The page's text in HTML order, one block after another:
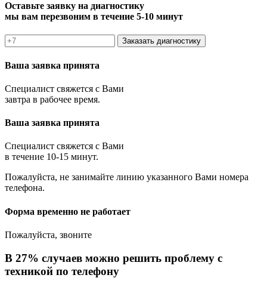
Оставьте заявку на диагностику
мы вам перезвоним в течение 5-10 минут
Заказать диагностику
Ваша заявка принята
Специалист свяжется с Вами
завтра в рабочее время.
Ваша заявка принята
Специалист свяжется с Вами
в течение 10-15 минут.
Пожалуйста, не занимайте линию указанного Вами номера
телефона.
Форма временно не работает
Пожалуйста, звоните
В 27% случаев можно решить проблему с
техникой по телефону